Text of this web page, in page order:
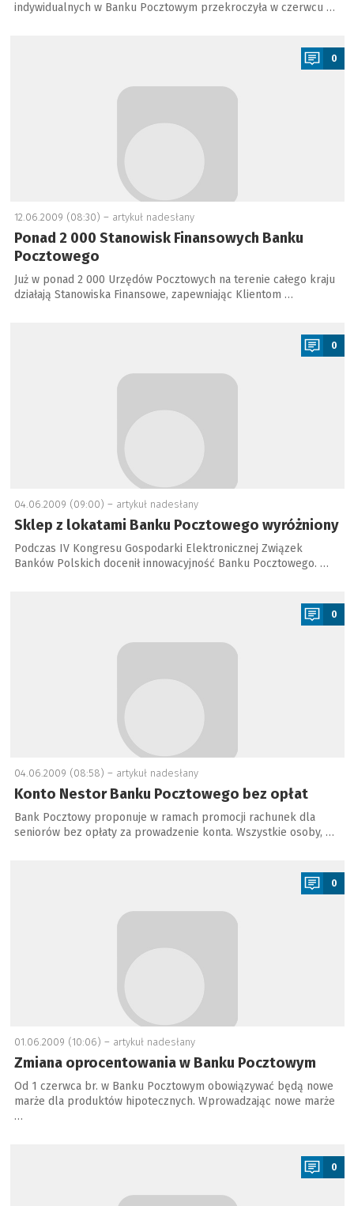
indywidualnych w Banku Pocztowym przekroczyła w czerwcu …
0
12.06.2009 (08:30) – artykuł nadesłany
Ponad 2 000 Stanowisk Finansowych Banku
Pocztowego
Już w ponad 2 000 Urzędów Pocztowych na terenie całego kraju
działają Stanowiska Finansowe, zapewniając Klientom …
0
04.06.2009 (09:00) – artykuł nadesłany
Sklep z lokatami Banku Pocztowego wyróżniony
Podczas IV Kongresu Gospodarki Elektronicznej Związek
Banków Polskich docenił innowacyjność Banku Pocztowego. …
0
04.06.2009 (08:58) – artykuł nadesłany
Konto Nestor Banku Pocztowego bez opłat
Bank Pocztowy proponuje w ramach promocji rachunek dla
seniorów bez opłaty za prowadzenie konta. Wszystkie osoby, …
0
01.06.2009 (10:06) – artykuł nadesłany
Zmiana oprocentowania w Banku Pocztowym
Od 1 czerwca br. w Banku Pocztowym obowiązywać będą nowe
marże dla produktów hipotecznych. Wprowadzając nowe marże
…
0